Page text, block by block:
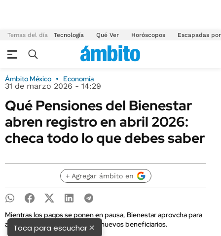
Temas del día Tecnología Qué Ver Horóscopos Escapadas
Ámbito México Economía
31 de marzo 2026 - 14:29
Qué Pensiones del Bienestar
abren registro en abril 2026:
checa todo lo que debes saber
+ Agregar ámbito en
Mientras los pagos se ponen en pausa, Bienestar aprovcha para
avanzar con las isncripciones a nuevos beneficiarios.
Toca para escuchar×